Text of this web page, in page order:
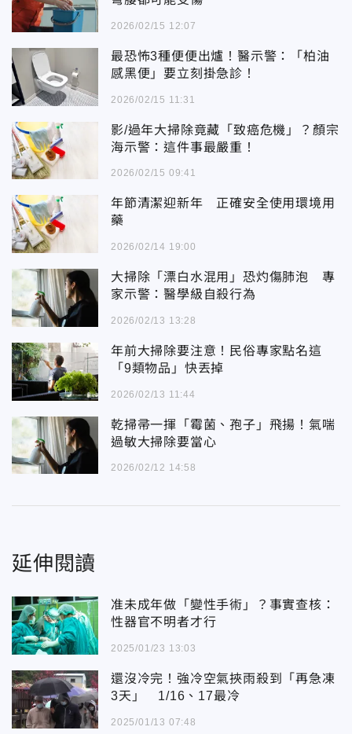
2026/02/15 12:07
最恐怖3種便便出爐！醫示警：「柏油
感黑便」要立刻掛急診！
2026/02/15 11:31
影/過年大掃除竟藏「致癌危機」？顏宗
海示警：這件事最嚴重！
2026/02/15 09:41
年節清潔迎新年 正確安全使用環境用
藥
2026/02/14 19:00
大掃除「漂白水混用」恐灼傷肺泡 專
家示警：醫學級自殺行為
2026/02/13 13:28
年前大掃除要注意！民俗專家點名這
「9類物品」快丟掉
2026/02/13 11:44
乾掃帚一揮「霉菌、孢子」飛揚！氣喘
過敏大掃除要當心
2026/02/12 14:58
延伸閱讀
准未成年做「變性手術」？事實查核：
性器官不明者才行
2025/01/23 13:03
還沒冷完！強冷空氣挾雨殺到「再急凍
3天」 1/16、17最冷
2025/01/13 07:48